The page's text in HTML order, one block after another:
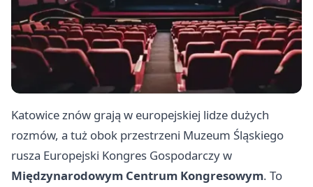
Katowice znów grają w europejskiej lidze dużych
rozmów, a tuż obok przestrzeni Muzeum Śląskiego
rusza Europejski Kongres Gospodarczy w
Międzynarodowym Centrum Kongresowym. To